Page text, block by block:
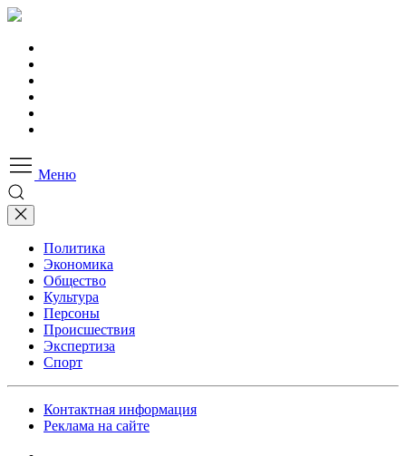
Меню
Политика
Экономика
Общество
Культура
Персоны
Происшествия
Экспертиза
Спорт
Контактная информация
Реклама на сайте